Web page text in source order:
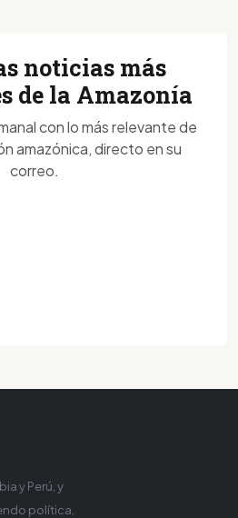
noticias más
de la Amazonía
con lo más relevante de
amazónica, directo en su
correo.
y Perú, y
política,